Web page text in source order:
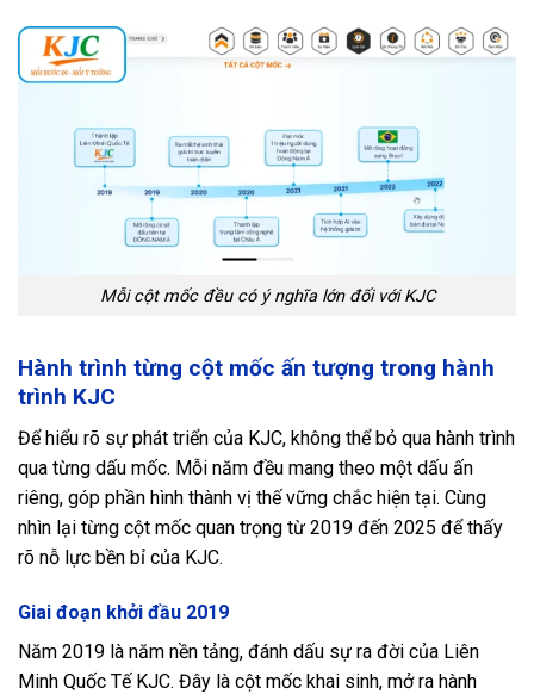
Mỗi cột mốc đều có ý nghĩa lớn đối với KJC
Hành trình từng cột mốc ấn tượng trong hành
trình KJC
Để hiểu rõ sự phát triển của KJC, không thể bỏ qua hành trình
qua từng dấu mốc. Mỗi năm đều mang theo một dấu ấn
riêng, góp phần hình thành vị thế vững chắc hiện tại. Cùng
nhìn lại từng cột mốc quan trọng từ 2019 đến 2025 để thấy
rõ nỗ lực bền bỉ của KJC.
Giai đoạn khởi đầu 2019
Năm 2019 là năm nền tảng, đánh dấu sự ra đời của Liên
Minh Quốc Tế KJC. Đây là cột mốc khai sinh, mở ra hành